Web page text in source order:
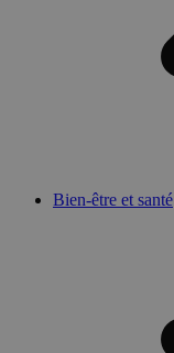
Bien-être et santé